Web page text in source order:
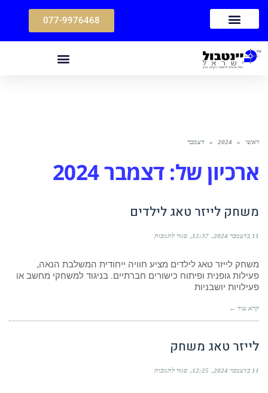
077-9976468
ראשי »
2024
» דצמבר
ארכיון של:דצמבר 2024
משחק לייזר טאג לילדים
11 בדצמבר 2024 12:37 סגור לתגובות
משחק לייזר טאג לילדים מציע חוויה ייחודית המשלבת הנאה,
פעילות גופנית ופיתוח כישורים חברתיים. בניגוד למשחקי מחשב או
פעילויות יושבניות
קרא עוד ←
לייזר טאג משחק
11 בדצמבר 2024 12:25 סגור לתגובות